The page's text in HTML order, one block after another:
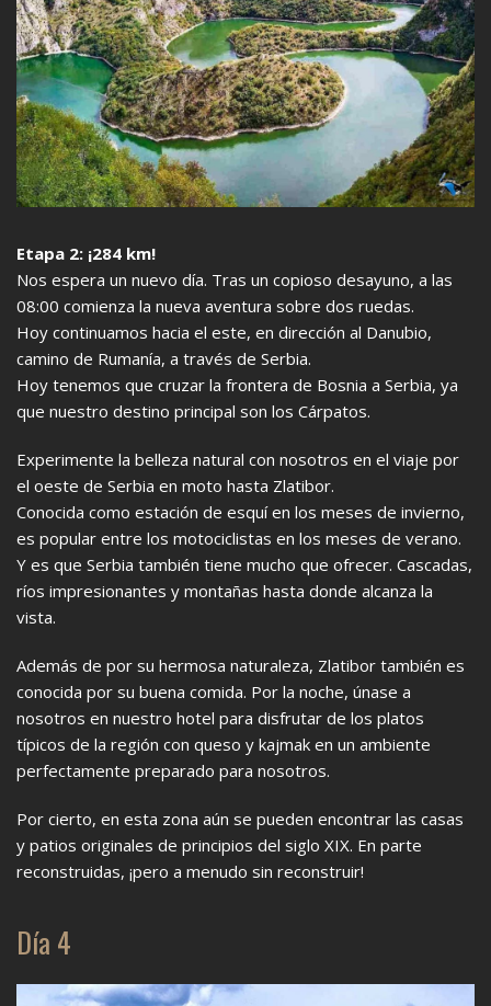
Etapa 2: ¡284 km!
Nos espera un nuevo día. Tras un copioso desayuno, a las
08:00 comienza la nueva aventura sobre dos ruedas.
Hoy continuamos hacia el este, en dirección al Danubio,
camino de Rumanía, a través de Serbia.
Hoy tenemos que cruzar la frontera de Bosnia a Serbia, ya
que nuestro destino principal son los Cárpatos.
Experimente la belleza natural con nosotros en el viaje por
el oeste de Serbia en moto hasta Zlatibor.
Conocida como estación de esquí en los meses de invierno,
es popular entre los motociclistas en los meses de verano.
Y es que Serbia también tiene mucho que ofrecer. Cascadas,
ríos impresionantes y montañas hasta donde alcanza la
vista.
Además de por su hermosa naturaleza, Zlatibor también es
conocida por su buena comida. Por la noche, únase a
nosotros en nuestro hotel para disfrutar de los platos
típicos de la región con queso y kajmak en un ambiente
perfectamente preparado para nosotros.
Por cierto, en esta zona aún se pueden encontrar las casas
y patios originales de principios del siglo XIX. En parte
reconstruidas, ¡pero a menudo sin reconstruir!
Día 4